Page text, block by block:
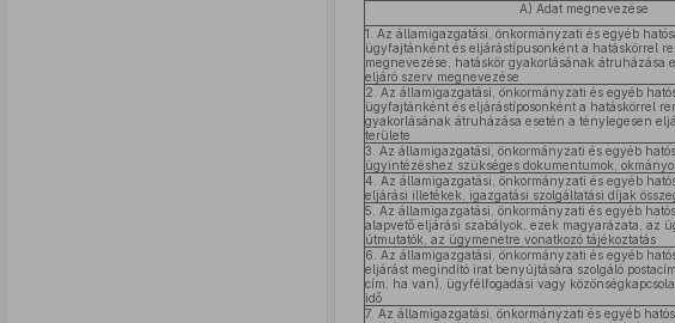
A) Adat megnevezése
1. Az államigazgatási, önkormányzati és egyéb
ügyfajtánként és eljárástípusonként a hatáskörrel
megnevezése, hatáskör gyakorlásának átruházása
eljáró szerv megnevezése
2. Az államigazgatási, önkormányzati és egyéb
ügyfajtánként és eljárástíposonként a hatáskörrel
gyakorlásának átruházása esetén a ténylegesen
területe
3. Az államigazgatási, önkormányzati és egyéb
ügyintézéshez szükséges dokumentumok,
4. Az államigazgatási, önkormányzati és egyéb
eljárási illetékek, igazgatási szolgáltatási díjak
5. Az államigazgatási, önkormányzati és egyéb
alapvető eljárási szabályok, ezek magyarázata, az
útmutatók, az ügymenetre vonatkozó tájékoztatás
6. Az államigazgatási, önkormányzati és egyéb
eljárást megindító irat benyújtására szolgáló
cím, ha van), ügyfélfogadási vagy
idő
7. Az államigazgatási, önkormányzati és egyéb